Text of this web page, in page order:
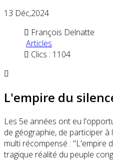
13 Déc,2024
François Delnatte
Articles
Clics : 1104
L'empire du
Les 5e années ont eu
de géographie, de participer
multi récompensé : "L'empire
tragique réalité du peuple